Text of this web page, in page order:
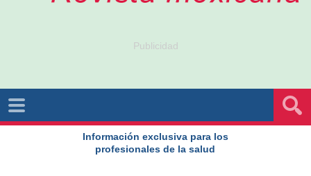
Publicidad
Información exclusiva para los
profesionales de la salud